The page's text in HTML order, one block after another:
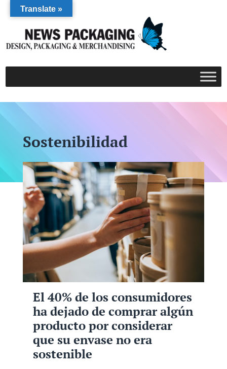
Sostenibilidad
El 40% de los consumidores
ha dejado de comprar algún
producto por considerar
que su envase no era
sostenible
Translate »